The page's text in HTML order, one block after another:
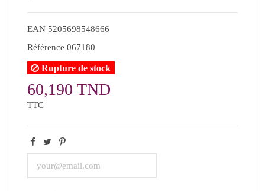
EAN 5205698548666
Référence 067180
Rupture de stock
60,190 TND
TTC